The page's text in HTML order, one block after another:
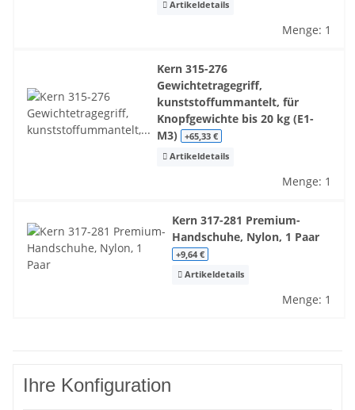
Artikeldetails
Menge: 1
Kern 315-276
Gewichtetragegriff,
kunststoffummantelt, für
Knopfgewichte bis 20 kg (E1-
M3)
+65,33 €
Artikeldetails
Menge: 1
Kern 317-281 Premium-
Handschuhe, Nylon, 1 Paar
+9,64 €
Artikeldetails
Menge: 1
Ihre Konfiguration